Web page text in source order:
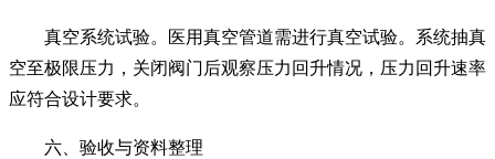
真空系统试验。医用真空管道需进行真空试验。系统抽真
空至极限压力，关闭阀门后观察压力回升情况，压力回升速率
应符合设计要求。
六、验收与资料整理